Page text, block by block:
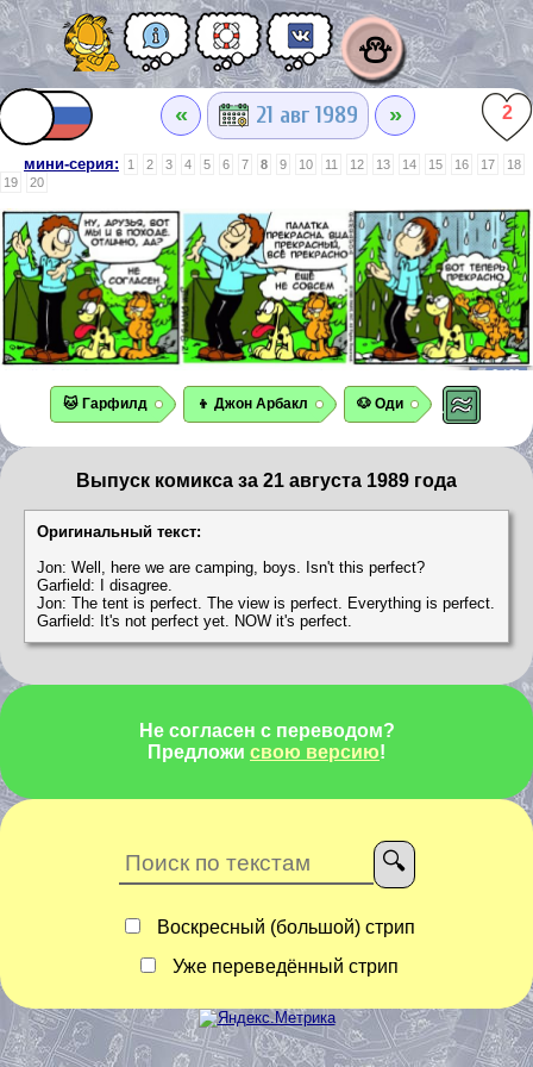
⛄
« 21 авг 1989 » 2
мини-серия: 1 2 3 4 5 6 7 8 9 10 11 12 13 14 15 16 17
18
19
20
🐱 Гарфилд 👦 Джон Арбакл 🐶 Оди
Выпуск комикса за 21 августа 1989 года
Оригинальный текст:
Jon: Well, here we are camping, boys. Isn't this perfect?
Garfield: I disagree.
Jon: The tent is perfect. The view is perfect. Everything is perfect.
Garfield: It's not perfect yet. NOW it's perfect.
Не согласен с переводом?
Предложи свою версию!
Воскресный (большой) стрип
Уже переведённый стрип